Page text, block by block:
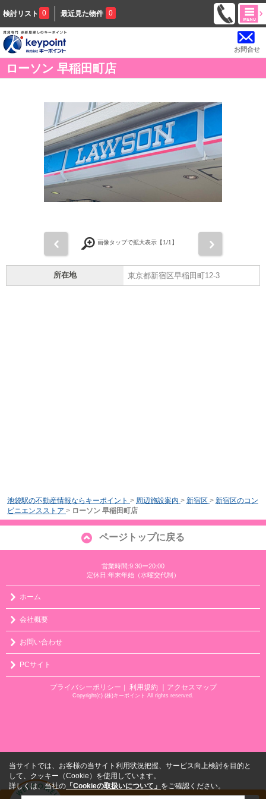
検討リスト 0 最近見た物件 0
お問合せ
ローソン 早稲田町店
画像タップで拡大表示【1/1】
所在地 東京都新宿区早稲田町12-3
池袋駅の不動産情報ならキーポイント > 周辺施設案内 > 新宿区 > 新宿区のコン
ビニエンスストア > ローソン 早稲田町店
ページトップに戻る
営業時間:9:30ー20:00
定休日:年末年始（水曜交代制）
ホーム
会社概要
お問い合わせ
PCサイト
プライバシーポリシー ｜ 利用規約 ｜アクセスマップ
Copyright(c) (株)キーポイント All rights reserved.
当サイトでは、お客様の当サイト利用状況把握、サービス向上検討を目的と
して、クッキー（Cookie）を使用しています。
詳しくは、当社の 「Cookieの取扱いについて」 をご確認ください。